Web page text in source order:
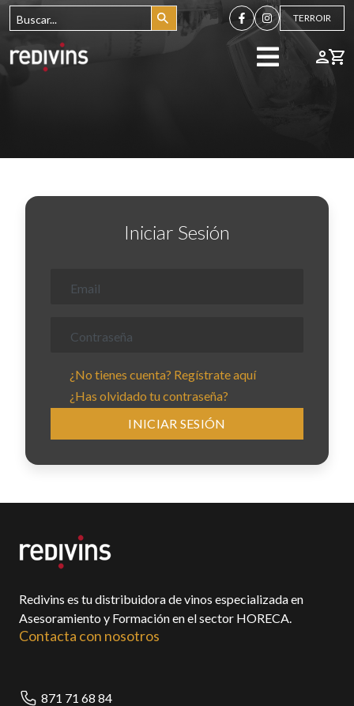
TERROIR
Iniciar Sesión
Email
Contraseña
¿No tienes cuenta? Regístrate aquí
¿Has olvidado tu contraseña?
INICIAR SESIÓN
Redivins es tu distribuidora de vinos especializada en
Asesoramiento y Formación en el sector HORECA.
Contacta con nosotros
871 71 68 84